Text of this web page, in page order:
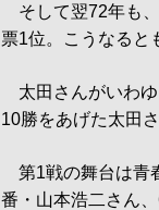
そして翌72年も
票1位。こうなると
太田さんがいわゆ
10勝をあげた太田
第1戦の舞台は青
番・山本浩二さん